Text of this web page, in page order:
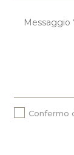
Confermo